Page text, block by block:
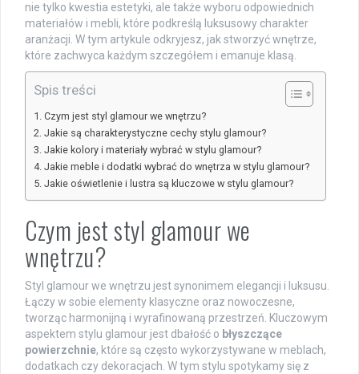
nie tylko kwestia estetyki, ale także wyboru odpowiednich
materiałów i mebli, które podkreślą luksusowy charakter
aranżacji. W tym artykule odkryjesz, jak stworzyć wnętrze,
które zachwyca każdym szczegółem i emanuje klasą.
Spis treści
Czym jest styl glamour we wnętrzu?
Jakie są charakterystyczne cechy stylu glamour?
Jakie kolory i materiały wybrać w stylu glamour?
Jakie meble i dodatki wybrać do wnętrza w stylu glamour?
Jakie oświetlenie i lustra są kluczowe w stylu glamour?
Czym jest styl glamour we
wnętrzu?
Styl glamour we wnętrzu jest synonimem elegancji i luksusu.
Łączy w sobie elementy klasyczne oraz nowoczesne,
tworząc harmonijną i wyrafinowaną przestrzeń. Kluczowym
aspektem stylu glamour jest dbałość o błyszczące
powierzchnie, które są często wykorzystywane w meblach,
dodatkach czy dekoracjach. W tym stylu spotykamy się z